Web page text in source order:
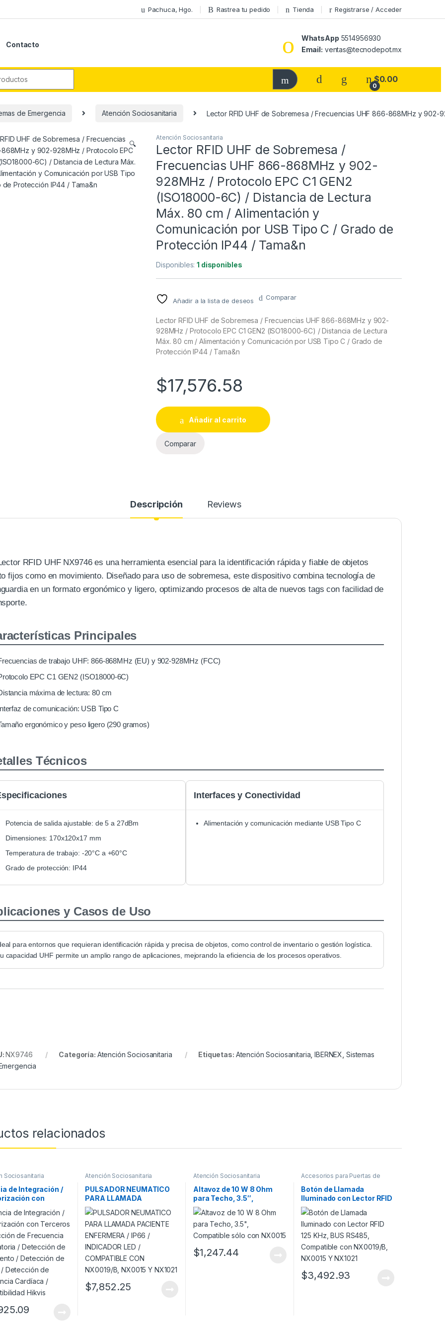
Pachuca, Hgo. Rastrea tu pedido Tienda Registrarse / Acceder
Contacto
WhatsApp 5514956930
Email: ventas@tecnodepot.mx
0
$0.00
de Emergencia Atención Sociosanitaria Lector RFID UHF de Sobremesa / Frecuencias UHF 866-868MHz y 902-
🔍
Atención Sociosanitaria
Lector RFID UHF de Sobremesa /
Frecuencias UHF 866-868MHz y 902-
928MHz / Protocolo EPC C1 GEN2
(ISO18000-6C) / Distancia de Lectura
Máx. 80 cm / Alimentación y
Comunicación por USB Tipo C / Grado de
Protección IP44 / Tama&n
Disponibles:1 disponibles
Añadir a la lista de deseos Comparar
Lector RFID UHF de Sobremesa / Frecuencias UHF 866-868MHz y 902-
928MHz / Protocolo EPC C1 GEN2 (ISO18000-6C) / Distancia de Lectura
Máx. 80 cm / Alimentación y Comunicación por USB Tipo C / Grado de
Protección IP44 / Tama&n
$17,576.58
Añadir al carrito
Comparar
Descripción Reviews
RFID UHF NX9746 es una herramienta esencial para la identificación rápida y fiable de objetos
fijos como en movimiento. Diseñado para uso de sobremesa, este dispositivo combina tecnología de
en un formato ergonómico y ligero, optimizando procesos de alta de nuevos tags con facilidad de
Principales
de trabajo UHF: 866-868MHz (EU) y 902-928MHz (FCC)
EPC C1 GEN2 (ISO18000-6C)
máxima de lectura: 80 cm
de comunicación: USB Tipo C
ergonómico y peso ligero (290 gramos)
Técnicos
Potencia de salida ajustable: de 5 a 27dBm
Dimensiones: 170x120x17 mm
Temperatura de trabajo: -20°C a +60°C
Grado de protección: IP44
Interfaces y Conectividad
Alimentación y comunicación mediante USB Tipo C
y Casos de Uso
para entornos que requieran identificación rápida y precisa de objetos, como control de inventario o gestión logística.
capacidad UHF permite un amplio rango de aplicaciones, mejorando la eficiencia de los procesos operativos.
NX9746 Categoría: Atención Sociosanitaria Etiquetas: Atención Sociosanitaria ,IBERNEX Sistemas
relacionados
Sociosanitaria
de Integración /
con
Respiratoria /
de Movimiento
de Caídas /
de Frecuencia
/ Compatibilidad
Atención Sociosanitaria
PULSADOR NEUMATICO
PARA LLAMADA
PACIENTE ENFERMERA /
IP66 / INDICADOR LED /
COMPATIBLE CON
NX0019/B, NX0015 Y
NX1021
$7,852.25
Atención Sociosanitaria
Altavoz de 10 W 8 Ohm
para Techo, 3.5″,
Compatible sólo con
NX0015
$1,247.44
Accesorios para Puertas de
Botón de Llamada
Iluminado con Lector RFID
125 KHz, BUS RS485,
Compatible con
NX0019/B, NX0015 Y
NX1021
$3,492.93